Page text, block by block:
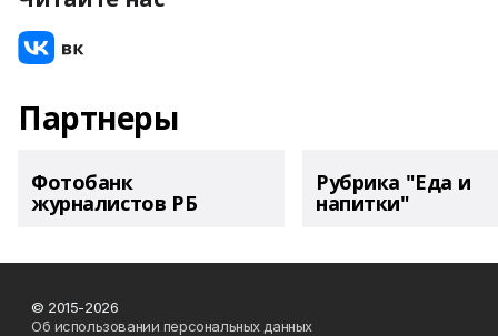
Партнеры
Фотобанк
журналистов РБ
Рубрика "Еда и
напитки"
© 2015-2026
Об использовании персональных данных